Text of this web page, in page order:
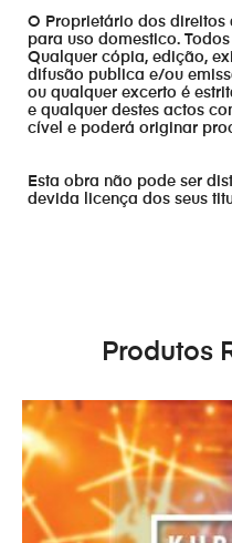
O Proprietário dos direitos
para uso domestico.
Qualquer cópia, edição,
difusão publica e/ou
ou qualquer excerto é
e qualquer destes actos
cível e poderá originar
Esta obra não pode ser
devida licença dos seus
Produtos